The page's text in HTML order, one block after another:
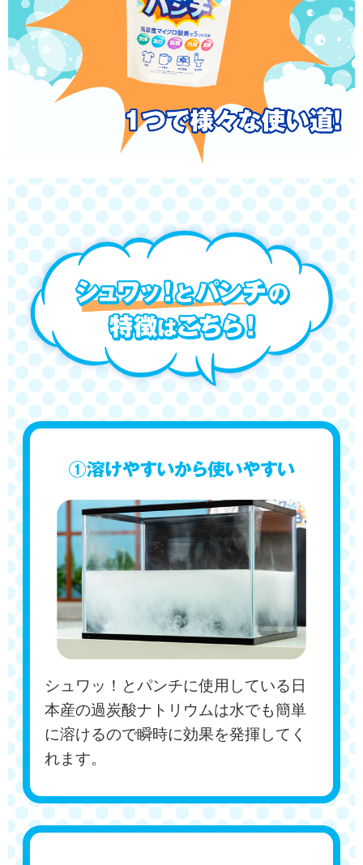
シュワッ！とパンチに使用している日
本産の過炭酸ナトリウムは水でも簡単
に溶けるので瞬時に効果を発揮してく
れます。